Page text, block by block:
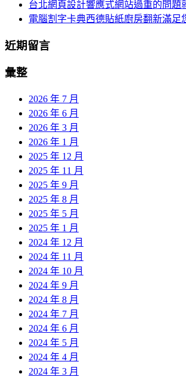
台北網頁設計響應式網站過重的問題
電腦割字卡典西德貼紙廚房翻新滿足
近期留言
彙整
2026 年 7 月
2026 年 6 月
2026 年 3 月
2026 年 1 月
2025 年 12 月
2025 年 11 月
2025 年 9 月
2025 年 8 月
2025 年 5 月
2025 年 1 月
2024 年 12 月
2024 年 11 月
2024 年 10 月
2024 年 9 月
2024 年 8 月
2024 年 7 月
2024 年 6 月
2024 年 5 月
2024 年 4 月
2024 年 3 月